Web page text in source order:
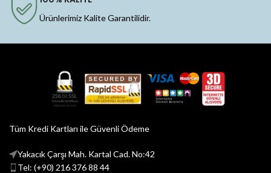
Ürünlerimiz Kalite Garantilidir.
Tüm Kredi Kartları ile Güvenli Ödeme
Yakacık Çarşı Mah. Kartal Cad. No:42
Tel: (+90) 216 376 88 44